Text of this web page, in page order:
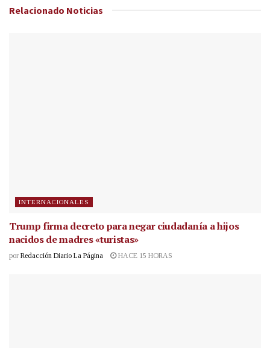
Relacionado Noticias
INTERNACIONALES
Trump firma decreto para negar ciudadanía a hijos
nacidos de madres «turistas»
por Redacción Diario La Página HACE 15 HORAS